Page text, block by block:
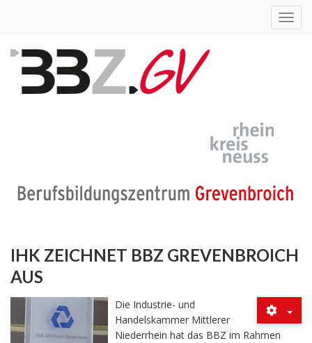
IHK ZEICHNET BBZ GREVENBROICH
AUS
Die Industrie- und
Handelskammer Mittlerer
Niederrhein hat das BBZ im Rahmen